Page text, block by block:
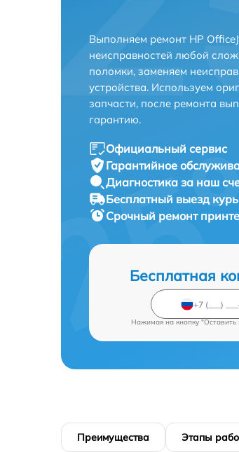
Выполняем ремонт HP
неисправностей любой
поломки, заменяем
устройства. Используем
запчасти, после ремонта
гарантию.
Официальный сервис
Гарантийное
Диагностика за наш
Бесплатный выезд
Срочный ремонт
Бесплатная
Нажимая на кнопку "Оставить
Преимущества Этапы